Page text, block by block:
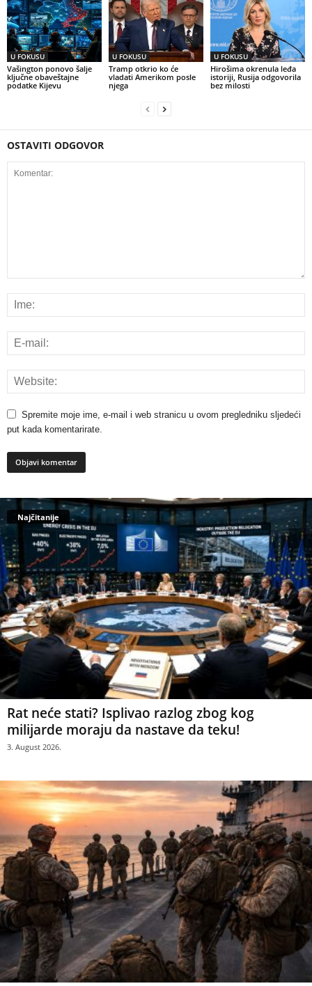
U FOKUSU
Vašington ponovo šalje
ključne obaveštajne
podatke Kijevu
U FOKUSU
Tramp otkrio ko će
vladati Amerikom posle
njega
U FOKUSU
Hirošima okrenula leđa
istoriji, Rusija odgovorila
bez milosti
OSTAVITI ODGOVOR
Spremite moje ime, e-mail i web stranicu u ovom pregledniku sljedeći
put kada komentarirate.
Najčitanije
Rat neće stati? Isplivao razlog zbog kog
milijarde moraju da nastave da teku!
3. August 2026.